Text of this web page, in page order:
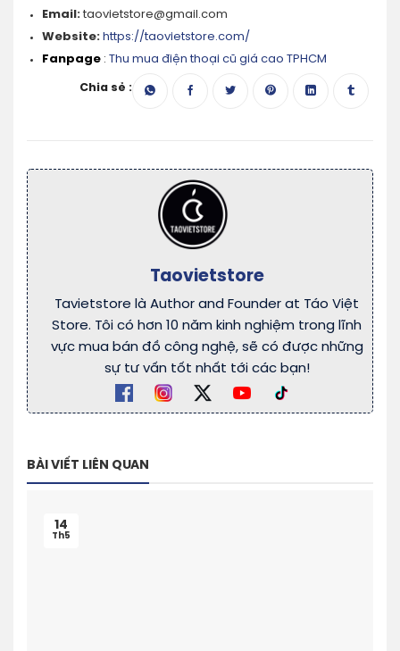
Email:taovietstore@gmail.com
Website: https://taovietstore.com/
Fanpage : Thu mua điện thoại cũ giá cao TPHCM
Chia sẻ :
Taovietstore
Tavietstore là Author and Founder at Táo Việt
Store. Tôi có hơn 10 năm kinh nghiệm trong lĩnh
vực mua bán đồ công nghệ, sẽ có được những
sự tư vấn tốt nhất tới các bạn!
BÀI VIẾT LIÊN QUAN
14
Th5